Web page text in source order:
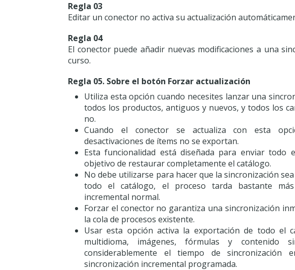
Regla 03
Editar un conector no activa su actualización
Regla 04
El conector puede añadir nuevas modificaciones a una
curso.
Regla 05. Sobre el botón Forzar actualización
Utiliza esta opción cuando necesites lanzar una
todos los productos, antiguos y nuevos, y todos los
no.
Cuando el conector se actualiza con esta
desactivaciones de ítems no se exportan.
Esta funcionalidad está diseñada para enviar todo
objetivo de restaurar completamente el catálogo.
No debe utilizarse para hacer que la sincronización
todo el catálogo, el proceso tarda bastante
incremental normal.
Forzar el conector no garantiza una sincronización
la cola de procesos existente.
Usar esta opción activa la exportación de todo el
multidioma, imágenes, fórmulas y contenido
considerablemente el tiempo de sincronización
sincronización incremental programada.